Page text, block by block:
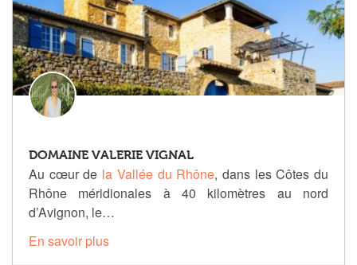
DOMAINE VALERIE VIGNAL
Au cœur de la Vallée du Rhône, dans les Côtes du
Rhône méridionales à 40 kilomètres au nord
d’Avignon, le…
En savoir plus